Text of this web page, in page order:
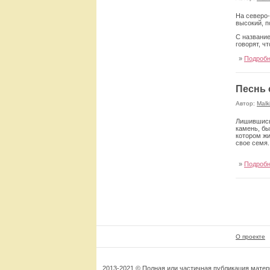
На
высокий,
С
говорят,
»
Песнь
Автор:
камень,
котором
свое семя.
»
О проекте
2013-2021 © Полная или частичная публикация